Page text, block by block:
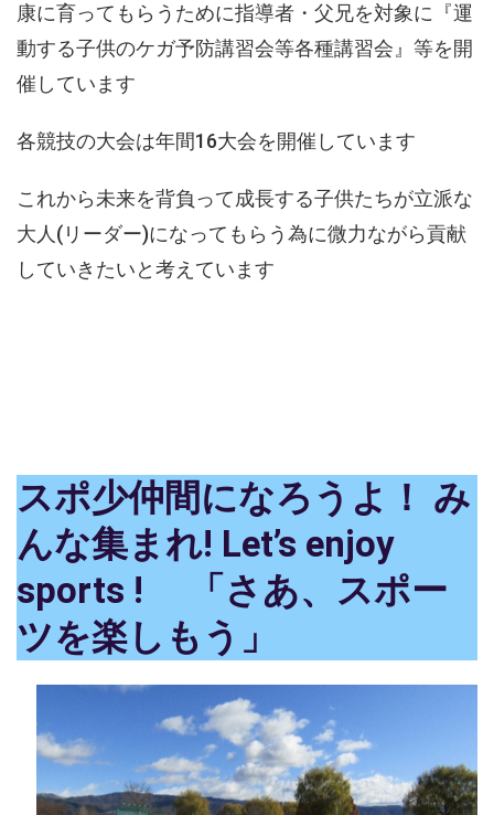
康に育ってもらうために指導者・父兄を対象に『運
動する子供のケガ予防講習会等各種講習会』等を開
催しています
各競技の大会は年間16大会を開催しています
これから未来を背負って成長する子供たちが立派な
大人(リーダー)になってもらう為に微力ながら貢献
していきたいと考えています
スポ少仲間になろうよ！ み
んな集まれ! Let’s enjoy
sports !
「さあ、スポー
ツを楽しもう」